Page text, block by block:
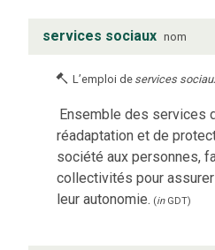
services sociaux nom
L’emploi de services
Ensemble des services
réadaptation et de
société aux personnes,
collectivités pour
leur autonomie. (inGDT)